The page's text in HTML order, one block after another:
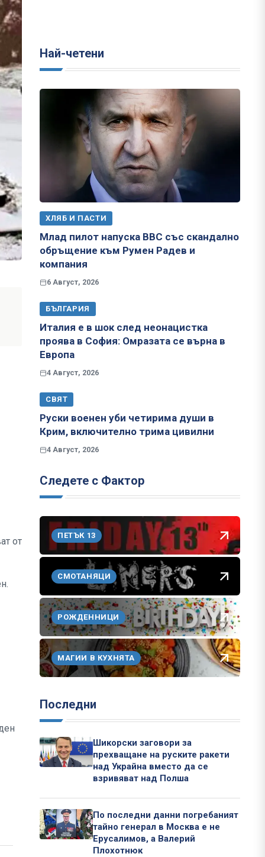
от
Най-четени
ХЛЯБ И ПАСТИ
Млад пилот напуска ВВС със скандално
обръщение към Румен Радев и
компания
6 Август, 2026
БЪЛГАРИЯ
Италия е в шок след неонацистка
проява в София: Омразата се върна в
Европа
4 Август, 2026
СВЯТ
Руски военен уби четирима души в
Крим, включително трима цивилни
4 Август, 2026
Следете с Фактор
ПЕТЪК 13
СМОТАНЯЦИ
РОЖДЕННИЦИ
МАГИИ В КУХНЯТА
Последни
Шикорски заговори за
прехващане на руските ракети
над Украйна вместо да се
взривяват над Полша
По последни данни погребаният
тайно генерал в Москва е не
Ерусалимов, а Валерий
Плохотнюк